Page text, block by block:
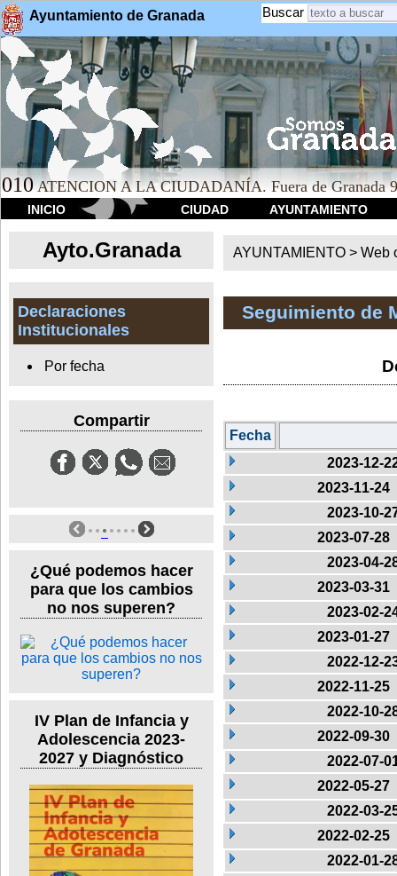
Ayuntamiento de Granada Buscar
010 ATENCION A LA CIUDADANÍA. Fuera de Granada
INICIO CIUDAD AYUNTAMIENTO
Ayto.Granada
Declaraciones
Institucionales
Por fecha
Compartir
¿Qué podemos hacer
para que los cambios
no nos superen?
IV Plan de Infancia y
Adolescencia 2023-
2027 y Diagnóstico
AYUNTAMIENTO > Web
Seguimiento de
Fecha
2023-12-
2023-11-24
2023-10-
2023-07-28
2023-04-
2023-03-31
2023-02-
2023-01-27
2022-12-
2022-11-25
2022-10-
2022-09-30
2022-07-
2022-05-27
2022-03-
2022-02-25
2022-01-